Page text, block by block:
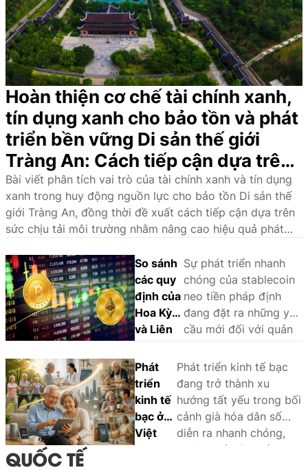
Hoàn thiện cơ chế tài chính xanh,
tín dụng xanh cho bảo tồn và phát
triển bền vững Di sản thế giới
Tràng An: Cách tiếp cận dựa trên
sức chịu tải môi trường
Bài viết phân tích vai trò của tài chính xanh và tín dụng
xanh trong huy động nguồn lực cho bảo tồn Di sản thế
giới Tràng An, đồng thời đề xuất cách tiếp cận dựa trên
sức chịu tải môi trường nhằm nâng cao hiệu quả phát
So sánh
các quy
định của
Hoa Kỳ
và Liên
châu Âu
đối với
stablecoin
neo tiền
pháp
định:
Sự phát triển nhanh
chóng của stablecoin
neo tiền pháp định
đang đặt ra những yêu
cầu mới đối với quản
khổ pháp lý. Thông
qua phân tích và so
sánh kinh nghiệm
quốc tế, bài viết làm
rõ các vấn đề pháp lý
cốt lõi, đồng thời đề
Phát
triển
kinh tế
bạc ở
Việt
Phát triển kinh tế bạc
đang trở thành xu
hướng tất yếu trong bối
cảnh già hóa dân số
diễn ra nhanh chóng,
không chỉ góp phần
QUỐC TẾ